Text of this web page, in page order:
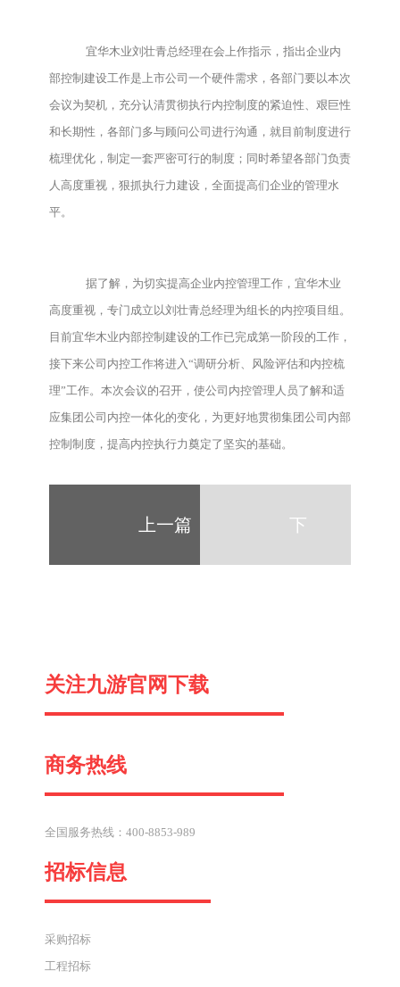
宜华木业刘壮青总经理在会上作指示，指出企业内
部控制建设工作是上市公司一个硬件需求，各部门要以本次
会议为契机，充分认清贯彻执行内控制度的紧迫性、艰巨性
和长期性，各部门多与顾问公司进行沟通，就目前制度进行
梳理优化，制定一套严密可行的制度；同时希望各部门负责
人高度重视，狠抓执行力建设，全面提高们企业的管理水
平。
据了解，为切实提高企业内控管理工作，宜华木业
高度重视，专门成立以刘壮青总经理为组长的内控项目组。
目前宜华木业内部控制建设的工作已完成第一阶段的工作，
接下来公司内控工作将进入“调研分析、风险评估和内控梳
理”工作。本次会议的召开，使公司内控管理人员了解和适
应集团公司内控一体化的变化，为更好地贯彻集团公司内部
控制制度，提高内控执行力奠定了坚实的基础。
上一篇 下
关注九游官网下载
商务热线
全国服务热线：400-8853-989
招标信息
采购招标
工程招标